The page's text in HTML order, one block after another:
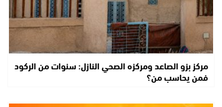
مركز بزو الصاعد ومركزه الصحي النازل: سنوات من الركود
فمن يحاسب من؟